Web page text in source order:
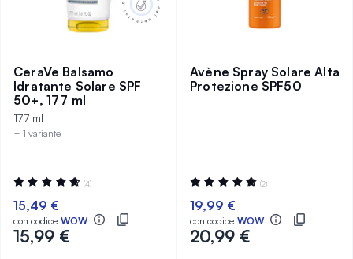
CeraVe Balsamo
Idratante Solare SPF
50+, 177 ml
177 ml
+ 1 variante
Valutazione:
95%
(4)
15,49 €
con codice WOW
15,99 €
Avène Spray Solare Alta
Protezione SPF50
Valutazione:
100%
(2)
19,99 €
con codice WOW
20,99 €